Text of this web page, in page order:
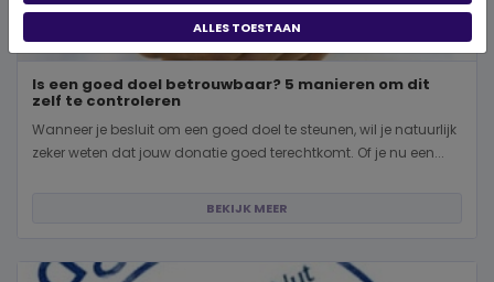
Is een goed doel betrouwbaar? 5 manieren om dit
zelf te controleren
Wanneer je besluit om een goed doel te steunen, wil je natuurlijk
zeker weten dat jouw donatie goed terechtkomt. Of je nu een...
BEKIJK MEER
ALLES TOESTAAN